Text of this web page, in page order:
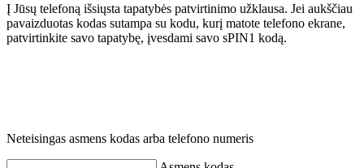
Į Jūsų telefoną išsiųsta tapatybės patvirtinimo užklausa. Jei aukščiau
pavaizduotas kodas sutampa su kodu, kurį matote telefono ekrane,
patvirtinkite savo tapatybę, įvesdami savo sPIN1 kodą.
Neteisingas asmens kodas arba telefono numeris